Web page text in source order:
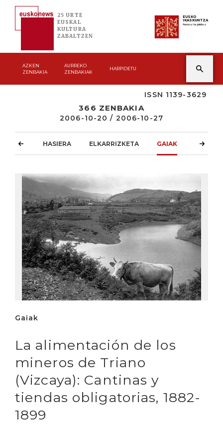
25 URTE
EUSKAL
KULTURA
ZABALTZEN
EUSKO
IKASKUNTZA
Asmoz ta jakitez
AZKEN
ZENBAKIA
AURREKO
ZENBAKIAK
HARPIDETU
ISSN 1139-3629
366 ZENBAKIA
2006-10-20 / 2006-10-27
HASIERA ELKARRIZKETA GAIAK
Gaiak
La alimentación de los
mineros de Triano
(Vizcaya): Cantinas y
tiendas obligatorias, 1882-
1899